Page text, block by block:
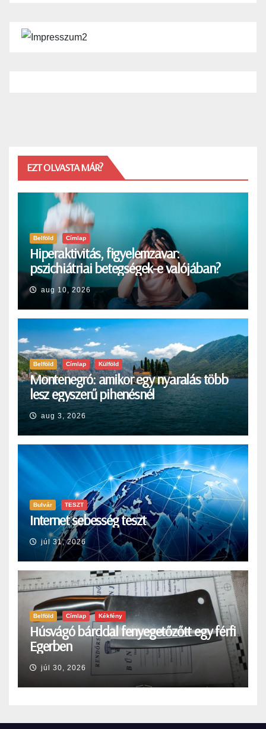
EZT OLVASTA MÁR?
Belföld Címlap
Hiperaktivitás, figyelemzavar:
pszichiátriai betegségek-e valójában?
aug 10, 2026
Belföld Címlap Külföld
Montenegró: amikor egy nyaralás több
lesz egyszerű pihenésnél
aug 3, 2026
Bulvár TESZT
Internet sebesség teszt
júl 31, 2026
Belföld Címlap Kékfény
Húsvágó bárddal fenyegetőzőtt egy férfi
Egerben
júl 30, 2026